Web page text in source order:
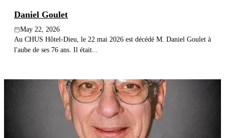
Daniel Goulet
May 22, 2026
Au CHUS Hôtel-Dieu, le 22 mai 2026 est décédé M. Daniel Goulet à
l'aube de ses 76 ans. Il était...